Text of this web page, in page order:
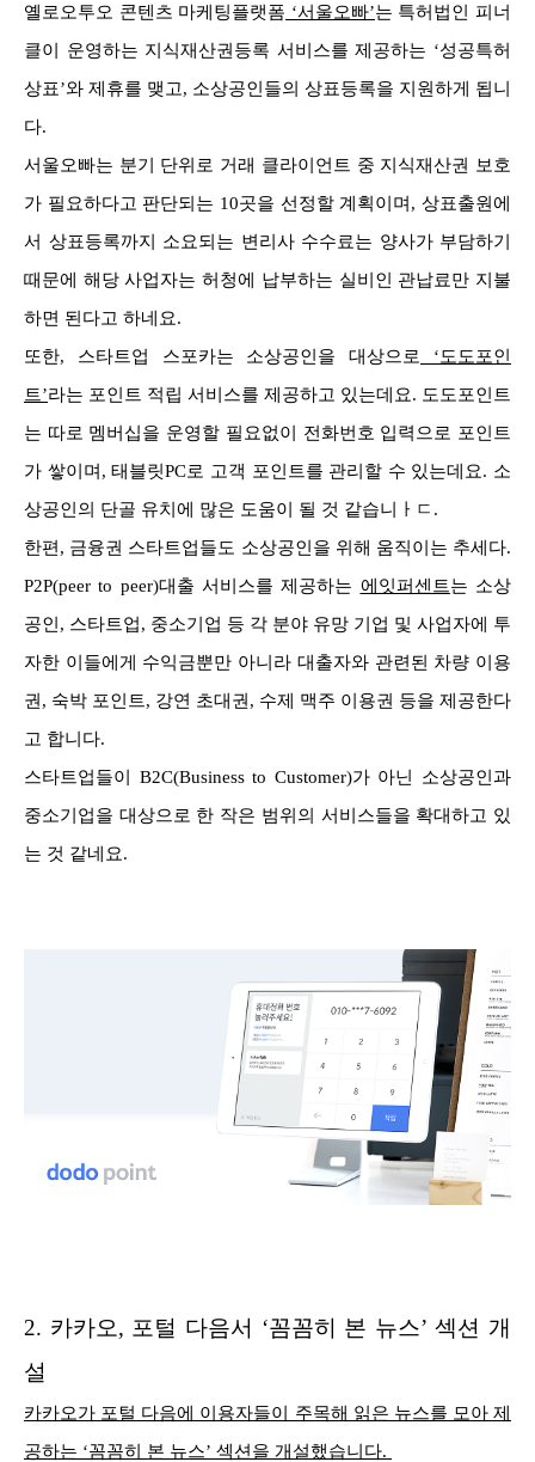
옐로오투오 콘텐츠 마케팅플랫폼 ‘서울오빠’는 특허법인 피너
클이 운영하는 지식재산권등록 서비스를 제공하는 ‘성공특허
상표’와 제휴를 맺고, 소상공인들의 상표등록을 지원하게 됩니
다.
서울오빠는 분기 단위로 거래 클라이언트 중 지식재산권 보호
가 필요하다고 판단되는 10곳을 선정할 계획이며, 상표출원에
서 상표등록까지 소요되는 변리사 수수료는 양사가 부담하기
때문에 해당 사업자는 허청에 납부하는 실비인 관납료만 지불
하면 된다고 하네요.
또한, 스타트업 스포카는 소상공인을 대상으로
‘도도포인
트’라는 포인트 적립 서비스를 제공하고 있는데요. 도도포인트
는 따로 멤버십을 운영할 필요없이 전화번호 입력으로 포인트
가 쌓이며, 태블릿PC로 고객 포인트를 관리할 수 있는데요. 소
상공인의 단골 유치에 많은 도움이 될 것 같습니ㅏㄷ.
한편, 금융권 스타트업들도 소상공인을 위해 움직이는 추세다.
P2P(peer to peer)대출 서비스를 제공하는 에잇퍼센트는 소상
공인, 스타트업, 중소기업 등 각 분야 유망 기업 및 사업자에 투
자한 이들에게 수익금뿐만 아니라 대출자와 관련된 차량 이용
권, 숙박 포인트, 강연 초대권, 수제 맥주 이용권 등을 제공한다
고 합니다.
스타트업들이 B2C(Business to Customer)가 아닌 소상공인과
중소기업을 대상으로 한 작은 범위의 서비스들을 확대하고 있
는 것 같네요.
2. 카카오, 포털 다음서 ‘꼼꼼히 본 뉴스’ 섹션 개
설
카카오가 포털 다음에 이용자들이 주목해 읽은 뉴스를 모아 제
공하는 ‘꼼꼼히 본 뉴스’ 섹션을 개설했습니다.